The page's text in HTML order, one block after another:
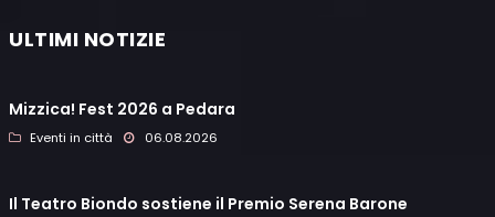
ULTIMI NOTIZIE
Mizzica! Fest 2026 a Pedara
Eventi in città 06.08.2026
Il Teatro Biondo sostiene il Premio Serena Barone